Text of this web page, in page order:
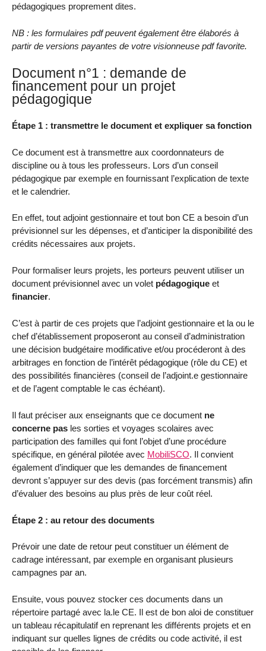
pédagogiques proprement dites.
NB : les formulaires pdf peuvent également être élaborés à
partir de versions payantes de votre visionneuse pdf favorite.
Document n°1 : demande de
financement pour un projet
pédagogique
Étape 1 : transmettre le document et expliquer sa fonction
Ce document est à transmettre aux coordonnateurs de
discipline ou à tous les professeurs. Lors d’un conseil
pédagogique par exemple en fournissant l’explication de texte
et le calendrier.
En effet, tout adjoint gestionnaire et tout bon CE a besoin d’un
prévisionnel sur les dépenses, et d’anticiper la disponibilité des
crédits nécessaires aux projets.
Pour formaliser leurs projets, les porteurs peuvent utiliser un
document prévisionnel avec un volet pédagogique et
financier.
C’est à partir de ces projets que l’adjoint gestionnaire et la ou le
chef d’établissement proposeront au conseil d’administration
une décision budgétaire modificative et/ou procéderont à des
arbitrages en fonction de l’intérêt pédagogique (rôle du CE) et
des possibilités financières (conseil de l’adjoint.e gestionnaire
et de l’agent comptable le cas échéant).
Il faut préciser aux enseignants que ce document ne
concerne pas les sorties et voyages scolaires avec
participation des familles qui font l’objet d’une procédure
spécifique, en général pilotée avec MobiliSCO. Il convient
également d’indiquer que les demandes de financement
devront s’appuyer sur des devis (pas forcément transmis) afin
d’évaluer des besoins au plus près de leur coût réel.
Étape 2 : au retour des documents
Prévoir une date de retour peut constituer un élément de
cadrage intéressant, par exemple en organisant plusieurs
campagnes par an.
Ensuite, vous pouvez stocker ces documents dans un
répertoire partagé avec la.le CE. Il est de bon aloi de constituer
un tableau récapitulatif en reprenant les différents projets et en
indiquant sur quelles lignes de crédits ou code activité, il est